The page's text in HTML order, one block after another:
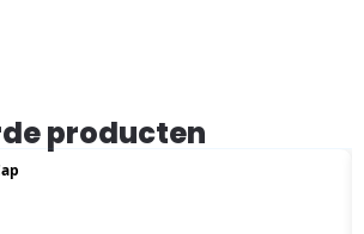
producten